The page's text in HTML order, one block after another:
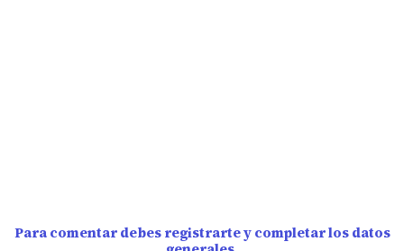
Para comentar debes registrarte y completar los datos